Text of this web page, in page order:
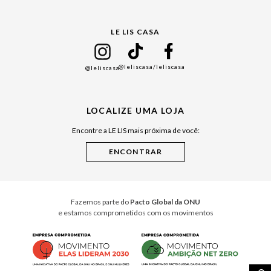
Cuidados Casa
LE LIS CASA
@leliscasa@leliscasa/leliscasa
LOCALIZE UMA LOJA
Encontre a LE LIS mais próxima de você:
Fazemos parte do Pacto Global da ONU
e estamos comprometidos com os movimentos